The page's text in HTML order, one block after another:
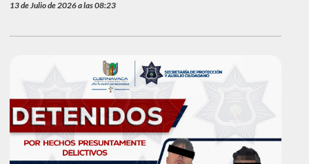
13 de Julio de 2026 a las 08:23